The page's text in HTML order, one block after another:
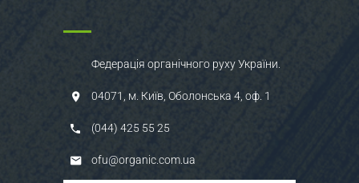
Федерація органічного руху України.
04071, м. Київ, Оболонська 4, оф. 1
(044) 425 55 25
ofu@organic.com.ua